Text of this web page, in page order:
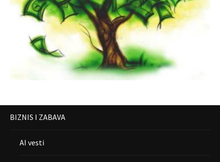
BIZNIS I ZABAVA
AI vesti